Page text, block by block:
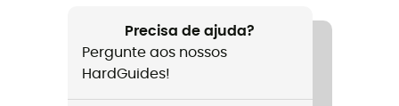
Impermeabilidade
Precisa de ajuda?
Pergunte aos nossos
HardGuides!